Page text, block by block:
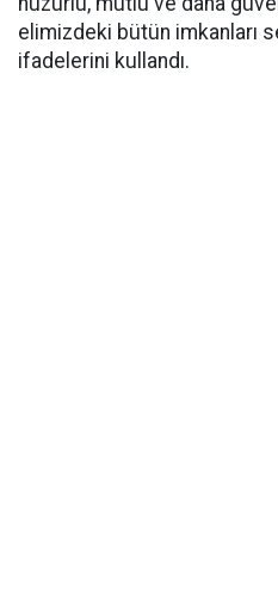
elimizdeki bütün imkanları
ifadelerini kullandı.